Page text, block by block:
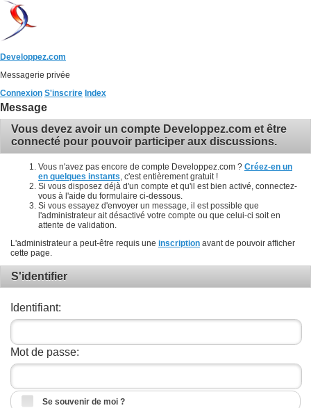
Developpez.com
Messagerie privée
Connexion S'inscrire Index
Message
Vous devez avoir un compte Developpez.com et être
connecté pour pouvoir participer aux discussions.
Vous n'avez pas encore de compte Developpez.com ? Créez-en un
en quelques instants , c'est entièrement gratuit !
Si vous disposez déjà d'un compte et qu'il est bien activé, connectez-
vous à l'aide du formulaire ci-dessous.
Si vous essayez d'envoyer un message, il est possible que
l'administrateur ait désactivé votre compte ou que celui-ci soit en
attente de validation.
L'administrateur a peut-être requis une inscription avant de pouvoir afficher
cette page.
S'identifier
Identifiant:
Mot de passe:
Se souvenir de moi ?